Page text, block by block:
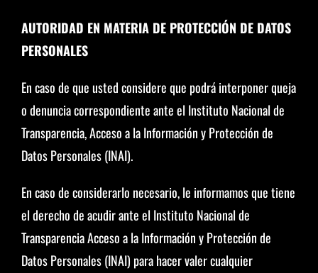
AUTORIDAD EN MATERIA DE PROTECCIÓN DE DATOS
PERSONALES
En caso de que usted considere que podrá interponer queja
o denuncia correspondiente ante el Instituto Nacional de
Transparencia, Acceso a la Información y Protección de
Datos Personales (INAI).
En caso de considerarlo necesario, le informamos que tiene
el derecho de acudir ante el Instituto Nacional de
Transparencia Acceso a la Información y Protección de
Datos Personales (INAI) para hacer valer cualquier